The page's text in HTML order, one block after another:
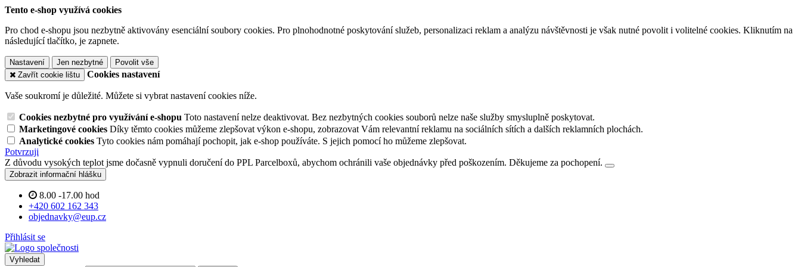
Tento e-shop využívá cookies
Pro chod e-shopu jsou nezbytně aktivovány esenciální soubory cookies. Pro plnohodnotné poskytování služeb, personalizaci reklam a analýzu návštěvnosti je však nutné povolit i volitelné cookies. Kliknutím na
následující tlačítko, je zapnete.
Nastavení Jen nezbytné
Povolit vše
Zavřít cookie lištu
Cookies nastavení
Vaše soukromí je důležité. Můžete si vybrat nastavení cookies níže.
Cookies nezbytné pro využívání e-shopu Toto nastavení nelze deaktivovat. Bez nezbytných cookies souborů nelze naše služby smysluplně poskytovat.
Marketingové cookies Díky těmto cookies můžeme zlepšovat výkon e-shopu, zobrazovat Vám relevantní reklamu na sociálních sítích a dalších reklamních plochách.
Analytické cookies Tyto cookies nám pomáhají pochopit, jak e-shop používáte. S jejich pomocí ho můžeme zlepšovat.
Potvrzuji
Z důvodu vysokých teplot jsme dočasně vypnuli doručení do PPL Parcelboxů, abychom ochránili vaše objednávky před poškozením. Děkujeme za pochopení.
Zobrazit informační hlášku
8.00 -17.00 hod
+420 602 162 343
objednavky@eup.cz
Přihlásit se
Vyhledat